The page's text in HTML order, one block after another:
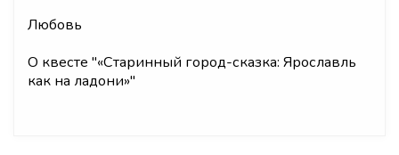
Любовь
О квесте "«Старинный город-сказка: Ярославль
как на ладони»"